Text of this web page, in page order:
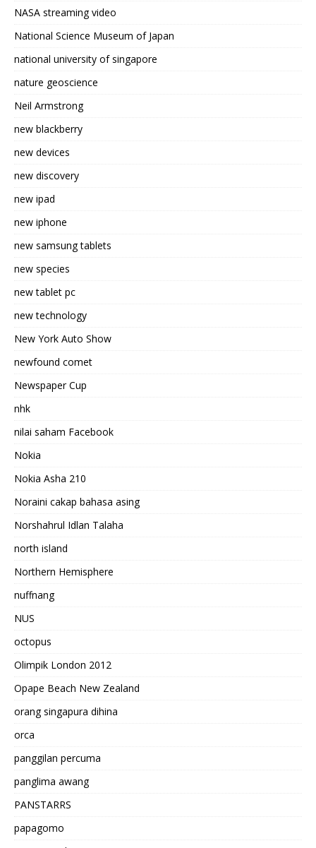
NASA streaming video
National Science Museum of Japan
national university of singapore
nature geoscience
Neil Armstrong
new blackberry
new devices
new discovery
new ipad
new iphone
new samsung tablets
new species
new tablet pc
new technology
New York Auto Show
newfound comet
Newspaper Cup
nhk
nilai saham Facebook
Nokia
Nokia Asha 210
Noraini cakap bahasa asing
Norshahrul Idlan Talaha
north island
Northern Hemisphere
nuffnang
NUS
octopus
Olimpik London 2012
Opape Beach New Zealand
orang singapura dihina
orca
panggilan percuma
panglima awang
PANSTARRS
papagomo